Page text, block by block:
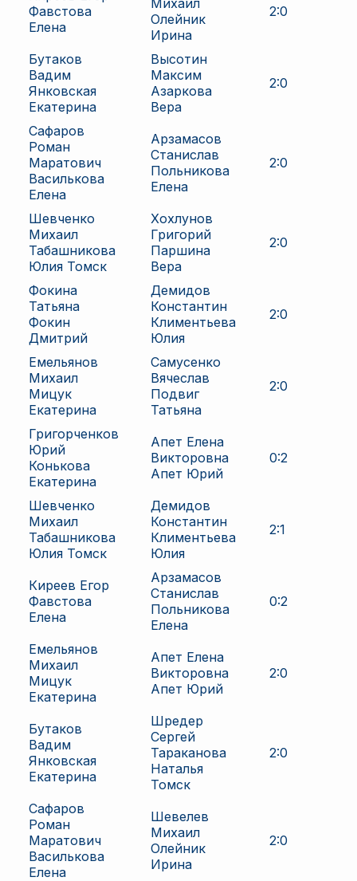
Фавстова
Елена
Михаил
Олейник
Ирина
2:0
Бутаков
Вадим
Янковская
Екатерина
Высотин
Максим
Азаркова
Вера
2:0
Сафаров
Роман
Маратович
Василькова
Елена
Арзамасов
Станислав
Польникова
Елена
2:0
Шевченко
Михаил
Табашникова
Юлия Томск
Хохлунов
Григорий
Паршина
Вера
2:0
Фокина
Татьяна
Фокин
Дмитрий
Демидов
Константин
Климентьева
Юлия
2:0
Емельянов
Михаил
Мицук
Екатерина
Самусенко
Вячеслав
Подвиг
Татьяна
2:0
Григорченков
Юрий
Конькова
Екатерина
Апет Елена
Викторовна
Апет Юрий
0:2
Шевченко
Михаил
Табашникова
Юлия Томск
Демидов
Константин
Климентьева
Юлия
2:1
Киреев Егор
Фавстова
Елена
Арзамасов
Станислав
Польникова
Елена
0:2
Емельянов
Михаил
Мицук
Екатерина
Апет Елена
Викторовна
Апет Юрий
2:0
Бутаков
Вадим
Янковская
Екатерина
Шредер
Сергей
Тараканова
Наталья
Томск
2:0
Сафаров
Роман
Маратович
Василькова
Елена
Шевелев
Михаил
Олейник
Ирина
2:0